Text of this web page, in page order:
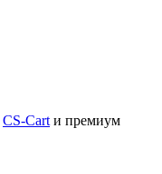
CS-Cart и премиум